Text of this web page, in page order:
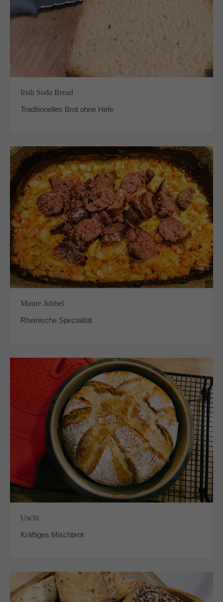
Irish Soda Bread
Traditionelles Brot ohne Hefe
Muure Jubbel
Rheinische Spezialität
Uschi
Kräftiges Mischbrot